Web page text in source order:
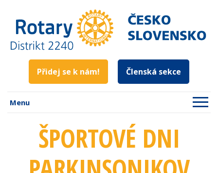
Přidej se k nám! Členská sekce
Menu
ŠPORTOVÉ DNI